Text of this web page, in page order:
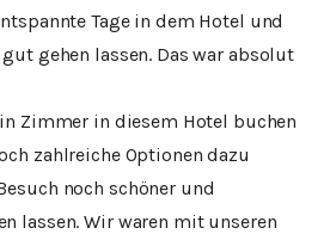
Tage in dem Hotel und
gehen lassen. Das war absolut
Zimmer in diesem Hotel buchen
zahlreiche Optionen dazu
noch schöner und
lassen. Wir waren mit unseren